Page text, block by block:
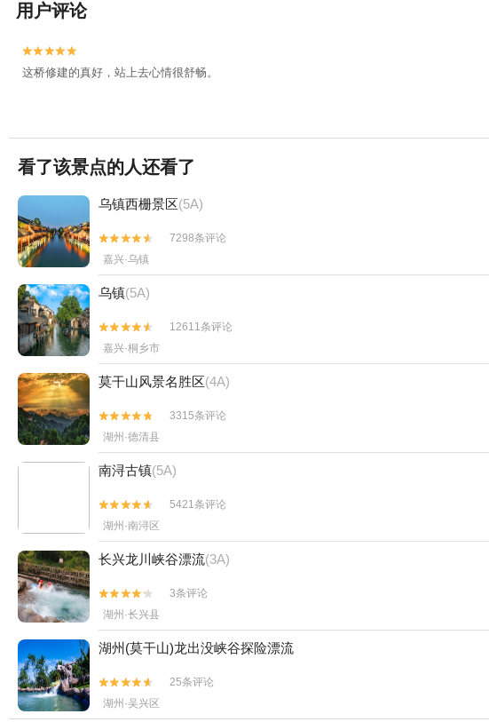
用户评论


这桥修建的真好，站上去心情很舒畅。
看了该景点的人还看了
乌镇西栅景区(5A)


7298条评论
嘉兴·乌镇
乌镇(5A)


12611条评论
嘉兴·桐乡市
莫干山风景名胜区(4A)


3315条评论
湖州·德清县
南浔古镇(5A)


5421条评论
湖州·南浔区
长兴龙川峡谷漂流(3A)


3条评论
湖州·长兴县
湖州(莫干山)龙出没峡谷探险漂流


25条评论
湖州·吴兴区